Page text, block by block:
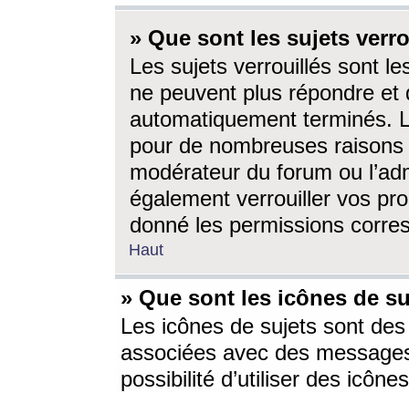
» Que sont les sujets
Les sujets verrouillés sont
ne peuvent plus répondre
automatiquement terminés.
pour de nombreuses
modérateur du forum ou
également verrouiller vos
donné les permissions
Haut
» Que sont les icônes de
Les icônes de sujets sont
associées avec des
possibilité d’utiliser des